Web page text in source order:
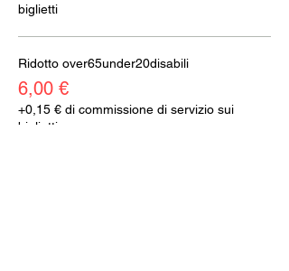
biglietti
Ridotto over65under20disabili
6,00 €
+0,15 € di commissione di servizio sui
biglietti